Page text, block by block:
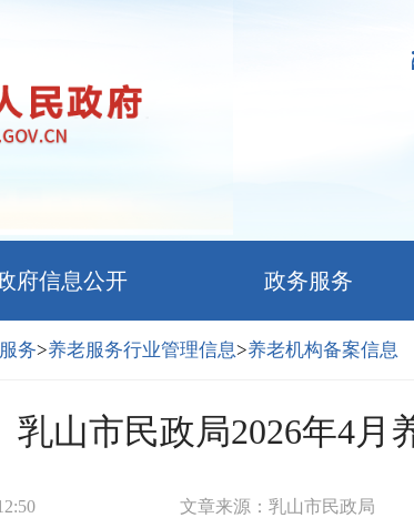
府信息公开 政务服务
务>养老服务行业管理信息>养老机构备案信息
乳山市民政局2026年4月
文章来源：乳山市民政局